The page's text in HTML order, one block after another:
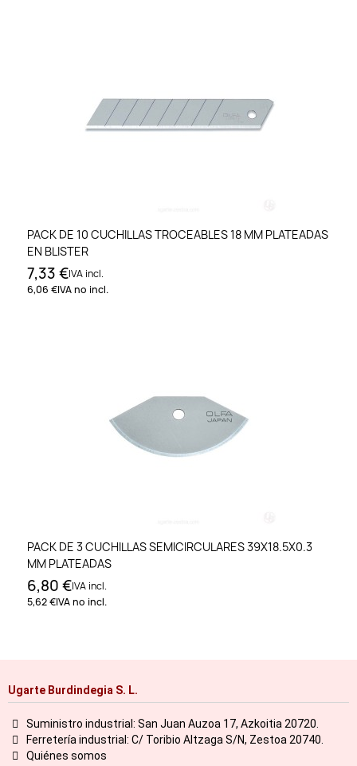
PACK DE 10 CUCHILLAS TROCEABLES 18 MM PLATEADAS
EN BLISTER
7,33 €IVA incl.
6,06 €IVA no incl.
PACK DE 3 CUCHILLAS SEMICIRCULARES 39X18.5X0.3
MM PLATEADAS
6,80 €IVA incl.
5,62 €IVA no incl.
Ugarte Burdindegia S. L.
Suministro industrial: San Juan Auzoa 17, Azkoitia 20720.
Ferretería industrial: C/ Toribio Altzaga S/N, Zestoa 20740.
Quiénes somos